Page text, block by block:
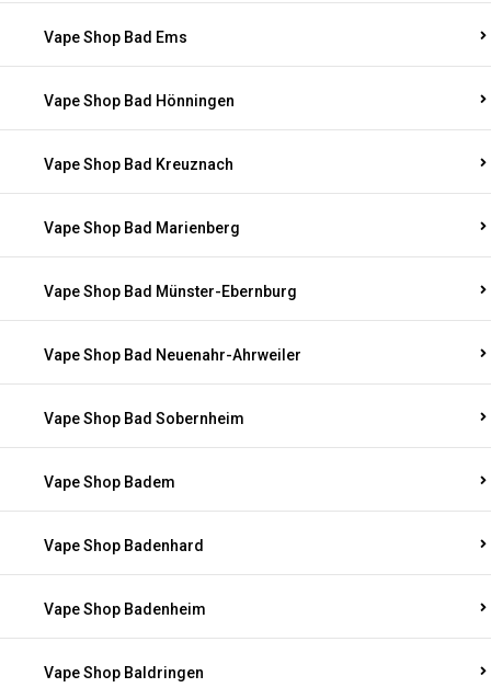
Vape Shop Bad Ems
Vape Shop Bad Hönningen
Vape Shop Bad Kreuznach
Vape Shop Bad Marienberg
Vape Shop Bad Münster-Ebernburg
Vape Shop Bad Neuenahr-Ahrweiler
Vape Shop Bad Sobernheim
Vape Shop Badem
Vape Shop Badenhard
Vape Shop Badenheim
Vape Shop Baldringen